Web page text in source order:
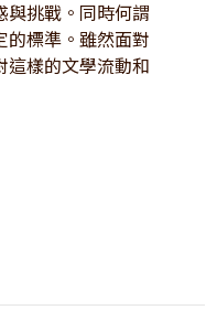
與挑戰。同時何謂
的標準。雖然面對
這樣的文學流動和